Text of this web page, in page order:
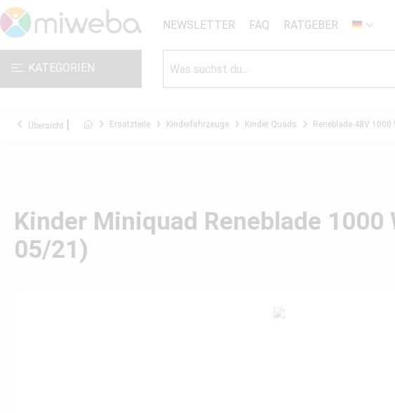
NEWSLETTER FAQ RATGEBER DE
KATEGORIEN
Übersicht Ersatzteile Kinderfahrzeuge Kinder Quads Reneblade 48V 1000
Kinder Miniquad Reneblade
05/21)